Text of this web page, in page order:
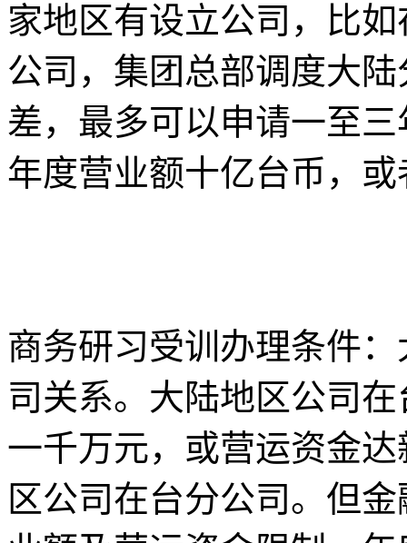
家地区有设立公司，比
公司，集团总部调度大
差，最多可以申请一至
年度营业额十亿台币，
商务研习受训办理条件
司关系。大陆地区公司
一千万元，或营运资金
区公司在台分公司。但